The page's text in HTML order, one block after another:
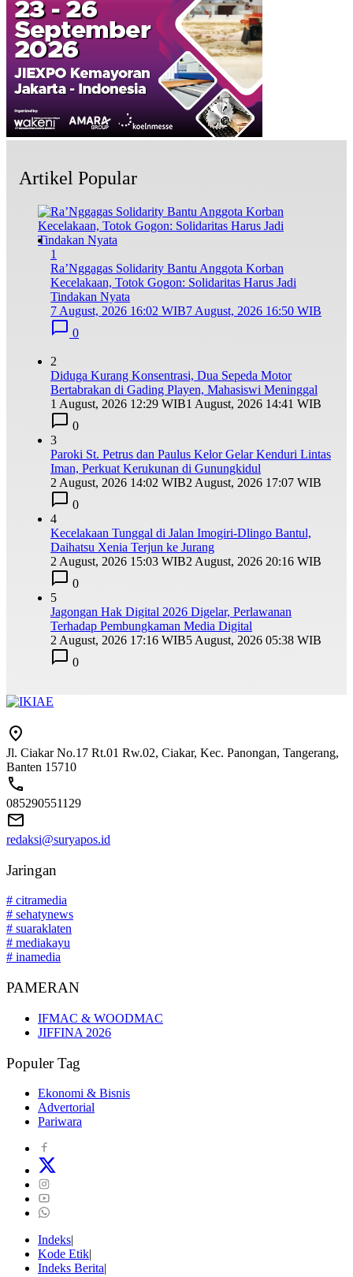
Artikel Popular
1
Ra’Nggagas Solidarity Bantu Anggota Korban
Kecelakaan, Totok Gogon: Solidaritas Harus Jadi
Tindakan Nyata
7 August, 2026 16:02 WIB7 August, 2026 16:50 WIB
0
2
Diduga Kurang Konsentrasi, Dua Sepeda Motor
Bertabrakan di Gading Playen, Mahasiswi Meninggal
1 August, 2026 12:29 WIB1 August, 2026 14:41 WIB
0
3
Paroki St. Petrus dan Paulus Kelor Gelar Kenduri Lintas
Iman, Perkuat Kerukunan di Gunungkidul
2 August, 2026 14:02 WIB2 August, 2026 17:07 WIB
0
4
Kecelakaan Tunggal di Jalan Imogiri-Dlingo Bantul,
Daihatsu Xenia Terjun ke Jurang
2 August, 2026 15:03 WIB2 August, 2026 20:16 WIB
0
5
Jagongan Hak Digital 2026 Digelar, Perlawanan
Terhadap Pembungkaman Media Digital
2 August, 2026 17:16 WIB5 August, 2026 05:38 WIB
0
Jl. Ciakar No.17 Rt.01 Rw.02, Ciakar, Kec. Panongan, Tangerang,
Banten 15710
085290551129
redaksi@suryapos.id
Jaringan
# citramedia
# sehatynews
# suaraklaten
# mediakayu
# inamedia
PAMERAN
IFMAC & WOODMAC
JIFFINA 2026
Populer Tag
Ekonomi & Bisnis
Advertorial
Pariwara
Indeks
Kode Etik
Indeks Berita